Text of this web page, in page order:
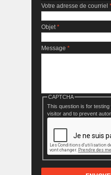
Votre adresse de courriel
Objet*
Message *
CAPTCHA
This question is for
visitor and to prevent